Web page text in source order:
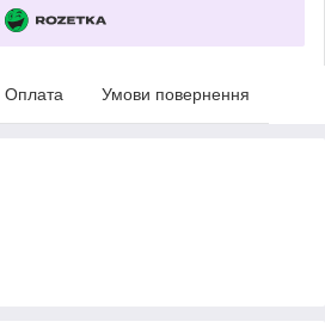
Оплата Умови повернення